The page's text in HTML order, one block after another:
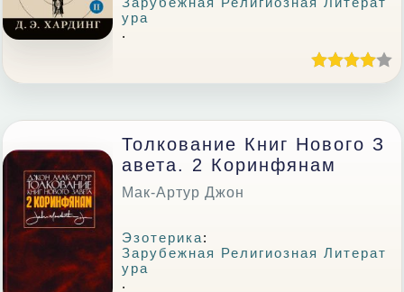
Ура
.
Толкование Книг Нового З
Авета. 2 Коринфянам
Мак-Артур Джон
Эзотерика:
Зарубежная Религиозная Литерат
Ура
.